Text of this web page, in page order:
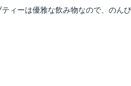
ィーは優雅な飲み物なので、のん